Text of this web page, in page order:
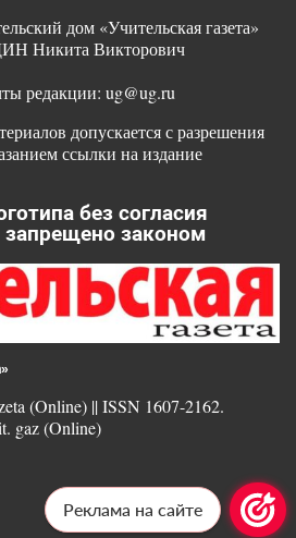
дом «Учительская газета»
Никита Викторович
редакции: ug@ug.ru
допускается с разрешения
ссылки на издание
без согласия
запрещено законом
(Online) || ISSN 1607-2162.
gaz (Online)
Реклама на сайте